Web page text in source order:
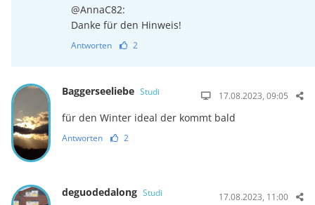
@AnnaC82:
Danke für den Hinweis!
Antworten 2
Baggerseeliebe Studi 17.08.2023, 09:05
für den Winter ideal der kommt bald
Antworten 2
deguodedalong Studi 17.08.2023, 11:00